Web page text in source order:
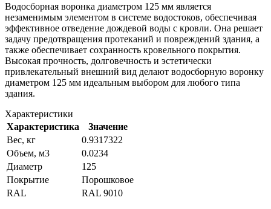
Водосборная воронка диаметром 125 мм является
незаменимым элементом в системе водостоков, обеспечивая
эффективное отведение дождевой воды с кровли. Она решает
задачу предотвращения протеканий и повреждений здания, а
также обеспечивает сохранность кровельного покрытия.
Высокая прочность, долговечность и эстетически
привлекательный внешний вид делают водосборную воронку
диаметром 125 мм идеальным выбором для любого типа
здания.
Характеристики
Характеристика
Значение
Вес, кг
0.9317322
Объем, м3
0.0234
Диаметр
125
Покрытие
Порошковое
RAL
RAL 9010